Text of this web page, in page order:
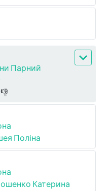
Парний
👎
Поліна
Катерина